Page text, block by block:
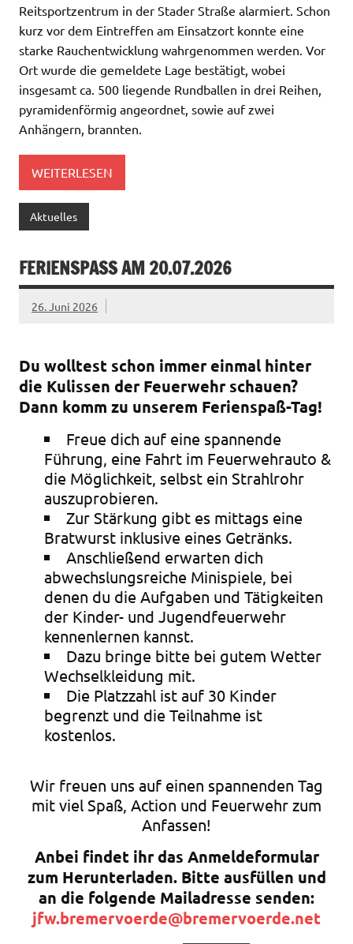
Reitsportzentrum in der Stader Straße alarmiert. Schon
kurz vor dem Eintreffen am Einsatzort konnte eine
starke Rauchentwicklung wahrgenommen werden. Vor
Ort wurde die gemeldete Lage bestätigt, wobei
insgesamt ca. 500 liegende Rundballen in drei Reihen,
pyramidenförmig angeordnet, sowie auf zwei
Anhängern, brannten.
WEITERLESEN
Aktuelles
FERIENSPASS AM 20.07.2026
26. Juni 2026
Du wolltest schon immer einmal hinter
die Kulissen der Feuerwehr schauen?
Dann komm zu unserem Ferienspaß-Tag!
Freue dich auf eine spannende
Führung, eine Fahrt im Feuerwehrauto &
die Möglichkeit, selbst ein Strahlrohr
auszuprobieren.
Zur Stärkung gibt es mittags eine
Bratwurst inklusive eines Getränks.
Anschließend erwarten dich
abwechslungsreiche Minispiele, bei
denen du die Aufgaben und Tätigkeiten
der Kinder- und Jugendfeuerwehr
kennenlernen kannst.
Dazu bringe bitte bei gutem Wetter
Wechselkleidung mit.
Die Platzzahl ist auf 30 Kinder
begrenzt und die Teilnahme ist
kostenlos.
Wir freuen uns auf einen spannenden Tag
mit viel Spaß, Action und Feuerwehr zum
Anfassen!
Anbei findet ihr das Anmeldeformular
zum Herunterladen. Bitte ausfüllen und
an die folgende Mailadresse senden:
jfw.bremervoerde@bremervoerde.net